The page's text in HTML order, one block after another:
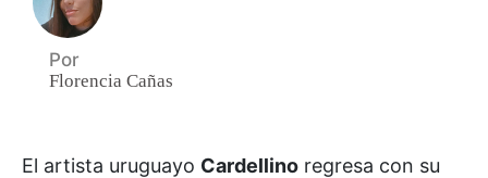
Por
Florencia Cañas
El artista uruguayo Cardellino regresa con su